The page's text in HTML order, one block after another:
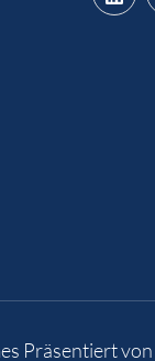
Präsentiert von